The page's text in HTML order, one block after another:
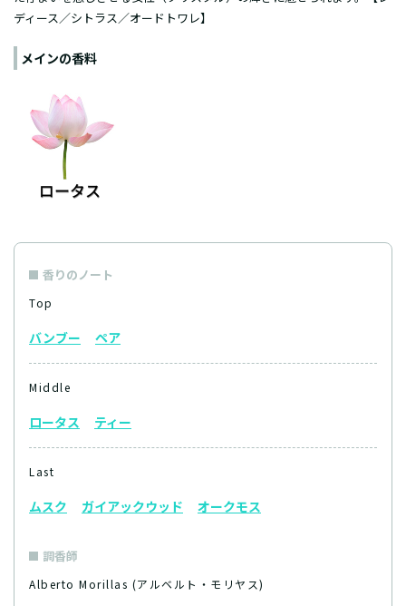
ディース／シトラス／オードトワレ】
メインの香料
香りのノート
Top
バンブー ペア
Middle
ロータス ティー
Last
ムスク ガイアックウッド オークモス
調香師
Alberto Morillas (アルベルト・モリヤス)